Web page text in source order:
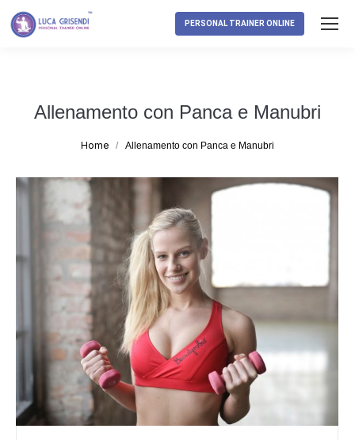
PERSONAL TRAINER ONLINE
Allenamento con Panca e Manubri
Tu sei qui:
Home Allenamento con Panca e Manubri